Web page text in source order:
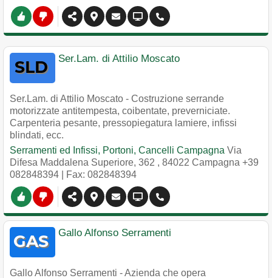
Ser.Lam. di Attilio Moscato
Ser.Lam. di Attilio Moscato - Costruzione serrande
motorizzate antitempesta, coibentate, preverniciate.
Carpenteria pesante, pressopiegatura lamiere, infissi
blindati, ecc.
Serramenti ed Infissi, Portoni, Cancelli Campagna Via
Difesa Maddalena Superiore, 362 , 84022 Campagna +39
082848394 | Fax: 082848394
Gallo Alfonso Serramenti
Gallo Alfonso Serramenti - Azienda che opera